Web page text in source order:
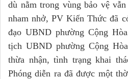
dù nằm trong vùng bảo vệ
nham nhở, PV Kiến Thức đã
đạo UBND phường Cộng
tịch UBND phường Cộng
thừa nhận, tình trạng khai
Phóng diễn ra đã được một